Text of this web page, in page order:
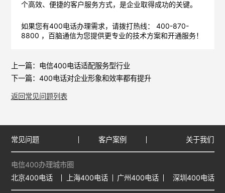
个高效、便捷的客户服务方式，是企业取得成功的关键。
如果您有400电话办理需求，请拨打热线： 400-870-
8800 ，百脑通信为您提供更专业的技术方案和开通服务！
上一篇： 电信400电话适配服务型行业
下一篇： 400电话对企业形象和效率都有提升
返回常见问题列表
常见问题 客户案例 关于我们
电信400办理城市圈
北京400电话
上海400电话 广州400电话 深圳400电话